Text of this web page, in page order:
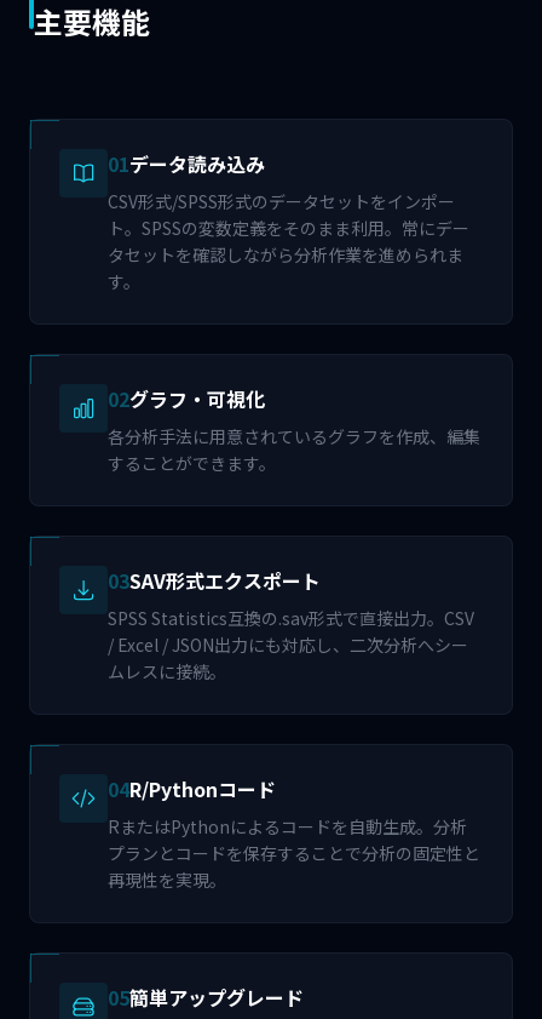
主要機能
01データ読み込み
CSV形式/SPSS形式のデータセットをインポー
ト。SPSSの変数定義をそのまま利用。常にデー
タセットを確認しながら分析作業を進められま
す。
02グラフ・可視化
各分析手法に用意されているグラフを作成、編集
することができます。
03SAV形式エクスポート
SPSS Statistics互換の.sav形式で直接出力。CSV
/ Excel / JSON出力にも対応し、二次分析へシー
ムレスに接続。
04R/Pythonコード
RまたはPythonによるコードを自動生成。分析
プランとコードを保存することで分析の固定性と
再現性を実現。
05簡単アップグレード